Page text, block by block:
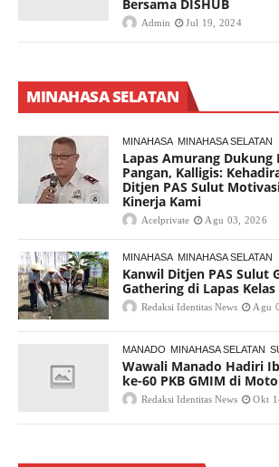
Bersama DISHUB
Admin Jul 19, 2024
MINAHASA SELATAN
MINAHASA MINAHASA SELATAN
Lapas Amurang Dukung
Pangan, Kalligis:
Ditjen PAS Sulut
Kinerja Kami
Acelprivate Agu 03, 2026
MINAHASA MINAHASA SELATAN
Kanwil Ditjen PAS Sulut
Gathering di Lapas
Redaksi Identitas News Agu
MANADO MINAHASA SELATAN
Wawali Manado Hadiri
ke-60 PKB GMIM di
Redaksi Identitas News Okt